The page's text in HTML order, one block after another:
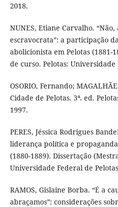
2018.
NUNES, Etiane Carvalho.
escravocrata”: a participação
abolicionista em Pelotas (1881-
de curso. Pelotas: Universidade
OSORIO, Fernando;
Cidade de Pelotas. 3ª. ed.
1997.
PERES, Jéssica Rodrigues
liderança política e
(1880-1889). Dissertação
Universidade Federal de
RAMOS, Gislaine Borba. “É a
abraçamos”: considerações